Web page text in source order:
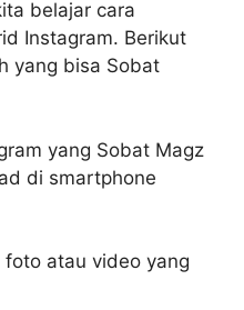
belajar cara
Instagram. Berikut
yang bisa Sobat
yang Sobat Magz
di smartphone
foto atau video yang